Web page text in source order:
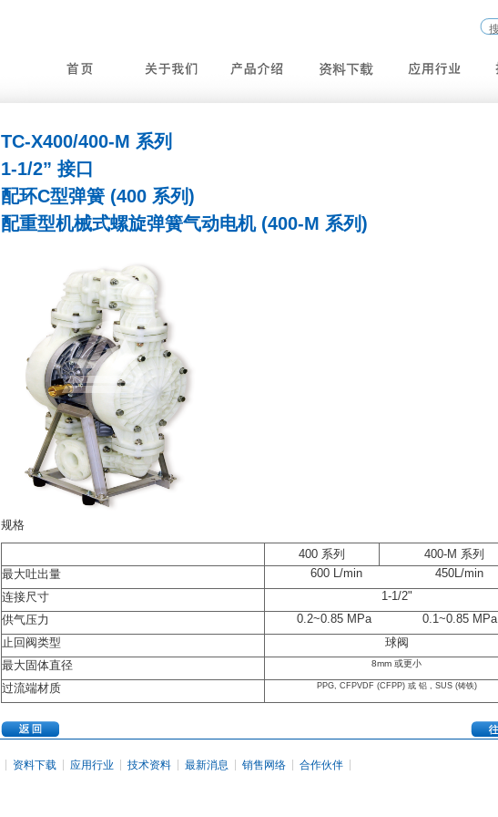
TC-X400/400-M 系列
1-1/2” 接口
配环C型弹簧 (400 系列)
配重型机械式螺旋弹簧气动电机 (400-M 系列)
规格
400 系列
400-M 系列
最大吐出量
600 L/min 450L/min
连接尺寸
1-1/2"
供气压力
0.2~0.85 MPa 0.1~0.85 MPa
止回阀类型
球阀
最大固体直径
8mm 或更小
过流端材质 PPG, CFPVDF (CFPP) 或 铝 , SUS (铸铁)
资料下载 应用行业 技术资料 最新消息 销售网络 合作伙伴